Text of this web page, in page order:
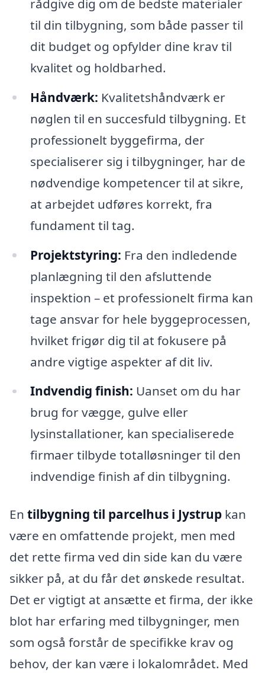
rådgive dig om de bedste materialer
til din tilbygning, som både passer til
dit budget og opfylder dine krav til
kvalitet og holdbarhed.
Håndværk: Kvalitetshåndværk er
nøglen til en succesfuld tilbygning. Et
professionelt byggefirma, der
specialiserer sig i tilbygninger, har de
nødvendige kompetencer til at sikre,
at arbejdet udføres korrekt, fra
fundament til tag.
Projektstyring: Fra den indledende
planlægning til den afsluttende
inspektion – et professionelt firma kan
tage ansvar for hele byggeprocessen,
hvilket frigør dig til at fokusere på
andre vigtige aspekter af dit liv.
Indvendig finish: Uanset om du har
brug for vægge, gulve eller
lysinstallationer, kan specialiserede
firmaer tilbyde totalløsninger til den
indvendige finish af din tilbygning.
En tilbygning til parcelhus i Jystrup kan
være en omfattende projekt, men med
det rette firma ved din side kan du være
sikker på, at du får det ønskede resultat.
Det er vigtigt at ansætte et firma, der ikke
blot har erfaring med tilbygninger, men
som også forstår de specifikke krav og
behov, der kan være i lokalområdet. Med